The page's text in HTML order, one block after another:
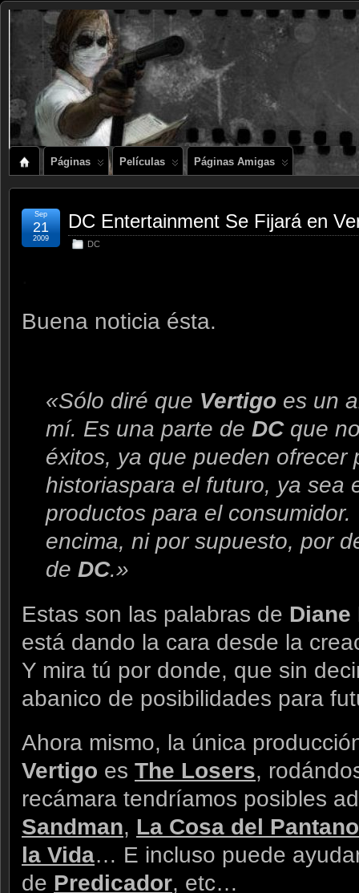
Páginas Películas Páginas Amigas
DC Entertainment Se Fijará en
DC
Sep
21
2009
Buena noticia ésta.
«Sólo diré que Vertigo es un
mí. Es una parte de DC que
éxitos, ya que pueden ofrecer
historiaspara el futuro, ya sea
productos para el consumidor.
encima, ni por supuesto, por
de DC.»
Estas son las palabras de Diane
está dando la cara desde la
Y mira tú por donde, que sin
abanico de posibilidades para
Ahora mismo, la única
Vertigo es The Losers,
recámara tendríamos posibles
Sandman, La Cosa del Pantano
la Vida… E incluso puede
de Predicador, etc…